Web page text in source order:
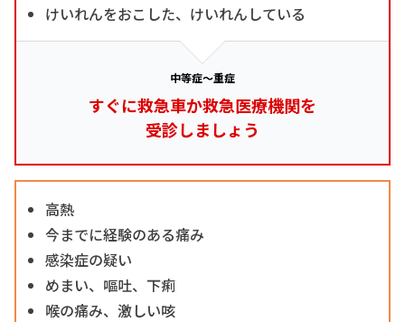
けいれんをおこした、けいれんしている
中等症～重症
すぐに救急車か救急医療機関を
受診しましょう
高熱
今までに経験のある痛み
感染症の疑い
めまい、嘔吐、下痢
喉の痛み、激しい咳